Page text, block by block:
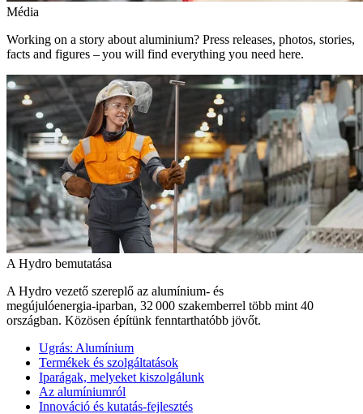
Média
Working on a story about aluminium? Press releases, photos, stories,
facts and figures – you will find everything you need here.
A Hydro bemutatása
A Hydro vezető szereplő az alumínium- és
megújulóenergia‑iparban, 32 000 szakemberrel több mint 40
országban. Közösen építünk fenntarthatóbb jövőt.
Ugrás: Alumínium
Termékek és szolgáltatások
Iparágak, melyeket kiszolgálunk
Az alumíniumról
Innováció és kutatás-fejlesztés